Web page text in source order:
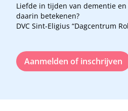
Liefde in tijden van dementie
daarin betekenen?
DVC Sint-Eligius “Dagcentrum
Aanmelden of inschrijven